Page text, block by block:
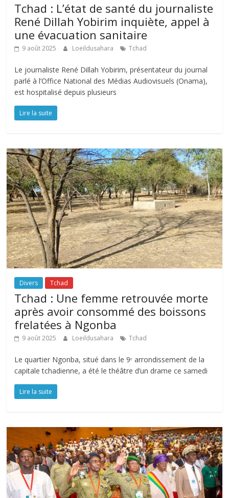
Tchad : L’état de santé du journaliste
René Dillah Yobirim inquiète, appel à
une évacuation sanitaire
9 août 2025 Loeildusahara Tchad
Le journaliste René Dillah Yobirim, présentateur du journal
parlé à l’Office National des Médias Audiovisuels (Onama),
est hospitalisé depuis plusieurs
Lire la suite
Divers Tchad
Tchad : Une femme retrouvée morte
après avoir consommé des boissons
frelatées à Ngonba
9 août 2025 Loeildusahara Tchad
Le quartier Ngonba, situé dans le 9ᵉ arrondissement de la
capitale tchadienne, a été le théâtre d’un drame ce samedi
Lire la suite